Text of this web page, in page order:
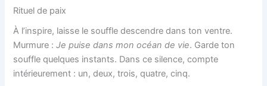
Rituel de paix
À l’inspire, laisse le souffle descendre dans ton ventre.
Murmure :Je puise dans mon océan de vie. Garde ton
souffle quelques instants. Dans ce silence, compte
intérieurement : un, deux, trois, quatre, cinq.